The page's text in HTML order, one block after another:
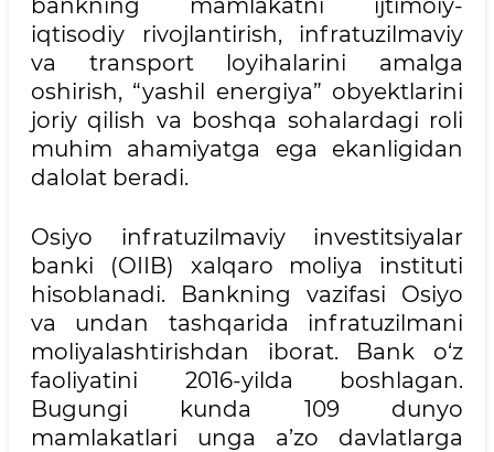
bankning mamlakatni ijtimoiy-
iqtisodiy rivojlantirish, infratuzilmaviy
va transport loyihalarini amalga
oshirish, “yashil energiya” obyektlarini
joriy qilish va boshqa sohalardagi roli
muhim ahamiyatga ega ekanligidan
dalolat beradi.
Osiyo infratuzilmaviy investitsiyalar
banki (OIIB) xalqaro moliya instituti
hisoblanadi. Bankning vazifasi Osiyo
va undan tashqarida infratuzilmani
moliyalashtirishdan iborat. Bank o‘z
faoliyatini 2016-yilda boshlagan.
Bugungi kunda 109 dunyo
mamlakatlari unga a’zo davlatlarga